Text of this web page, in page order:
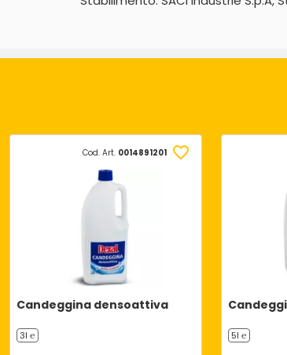
Cod. Art. 0014891201
Candeggina densoattiva
3l ℮ 5l ℮